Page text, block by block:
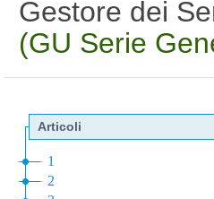
Gestore dei
(GU Serie